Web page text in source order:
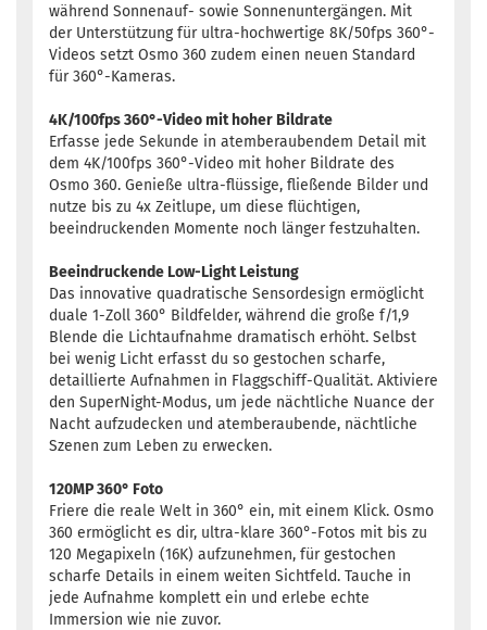
während Sonnenauf- sowie Sonnenuntergängen. Mit
der Unterstützung für ultra-hochwertige 8K/50fps 360°-
Videos setzt Osmo 360 zudem einen neuen Standard
für 360°-Kameras.
4K/100fps 360°-Video mit hoher Bildrate
Erfasse jede Sekunde in atemberaubendem Detail mit
dem 4K/100fps 360°-Video mit hoher Bildrate des
Osmo 360. Genieße ultra-flüssige, fließende Bilder und
nutze bis zu 4x Zeitlupe, um diese flüchtigen,
beeindruckenden Momente noch länger festzuhalten.
Beeindruckende Low-Light Leistung
Das innovative quadratische Sensordesign ermöglicht
duale 1-Zoll 360° Bildfelder, während die große f/1,9
Blende die Lichtaufnahme dramatisch erhöht. Selbst
bei wenig Licht erfasst du so gestochen scharfe,
detaillierte Aufnahmen in Flaggschiff-Qualität. Aktiviere
den SuperNight-Modus, um jede nächtliche Nuance der
Nacht aufzudecken und atemberaubende, nächtliche
Szenen zum Leben zu erwecken.
120MP 360° Foto
Friere die reale Welt in 360° ein, mit einem Klick. Osmo
360 ermöglicht es dir, ultra-klare 360°-Fotos mit bis zu
120 Megapixeln (16K) aufzunehmen, für gestochen
scharfe Details in einem weiten Sichtfeld. Tauche in
jede Aufnahme komplett ein und erlebe echte
Immersion wie nie zuvor.